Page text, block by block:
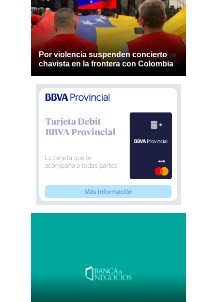
Por violencia suspenden concierto
chavista en la frontera con Colombia